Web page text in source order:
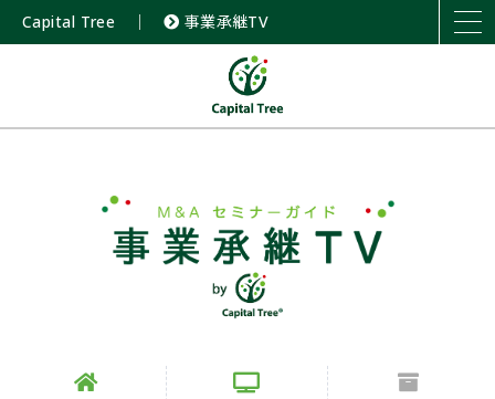
Capital Tree ｜ 事業承継TV